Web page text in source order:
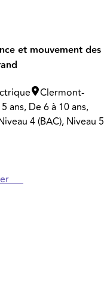
et mouvement des
Clermont-
ans, De 6 à 10 ans,
4 (BAC), Niveau 5